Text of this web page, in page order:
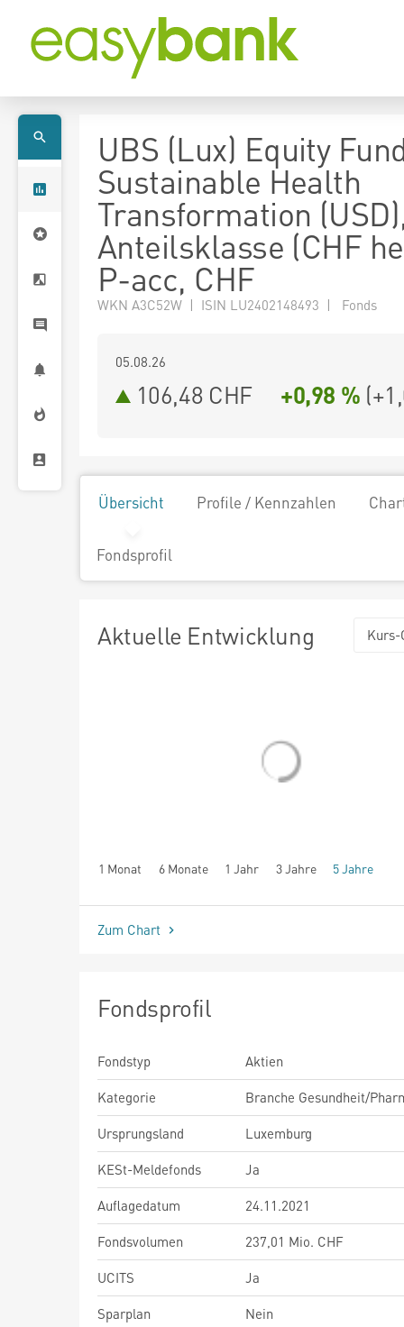
UBS (Lux) Equity
Sustainable Health
Transformation
Anteilsklasse (CHF
P-acc, CHF
WKN A3C52W | ISIN LU2402148493 | Fonds
05.08.26
106,48 CHF +0,98 % (
Übersicht Profile / Kennzahlen
Fondsprofil
Aktuelle Entwicklung Kurs-
1 Monat 6 Monate 1 Jahr 3 Jahre 5 Jahre
seit Beginn
Zum Chart
Fondsprofil
Fondstyp
Aktien
Kategorie
Branche Gesundheit/
Ursprungsland
Luxemburg
KESt-Meldefonds
Ja
Auflagedatum
24.11.2021
Fondsvolumen
237,01 Mio. CHF
UCITS
Ja
Sparplan
Nein